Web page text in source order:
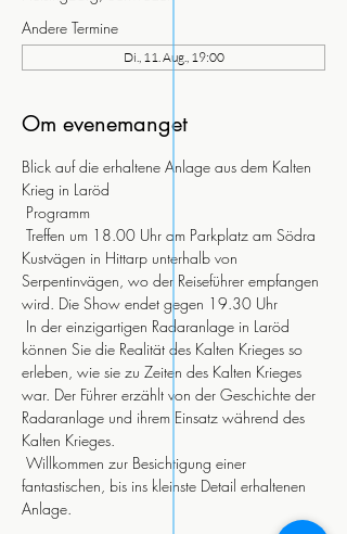
Andere Termine
Di., 11. Aug., 19:00
Om evenemanget
Blick auf die erhaltene Anlage aus dem Kalten
Krieg in Laröd
Programm
Kustvägen in Hittarp unterhalb von
Serpentinvägen, wo der Reiseführer empfangen
wird. Die Show endet gegen 19.30 Uhr
können Sie die Realität des Kalten Krieges so
erleben, wie sie zu Zeiten des Kalten Krieges
war. Der Führer erzählt von der Geschichte der
Radaranlage und ihrem Einsatz während des
Kalten Krieges.
fantastischen, bis ins kleinste Detail erhaltenen
Anlage.